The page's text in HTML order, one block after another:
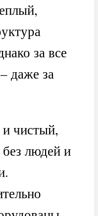
за все
даже за
чистый,
людей и